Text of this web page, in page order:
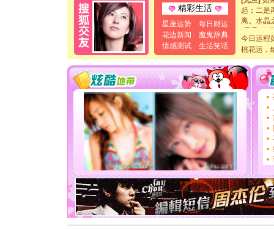
精彩生活
星座运势
每日财运
花边新闻
魔鬼辞典
情感测试
生活笑话
起；二是
离。水晶
[元旦] 当
泣，这痛
卖了。水
[春节]风
颜！冬去
道一声
[春节]传
片叶子
送你一
[圣诞节]
你太多
要平安
[圣诞节]
能正大
天都要快
[圣诞节]
如意,快
[元旦]看
断电。爱
你是我专
今日运程
桃花运，